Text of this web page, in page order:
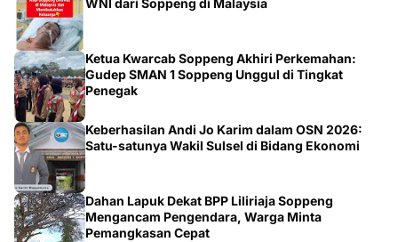
WNI dari Soppeng di Malaysia
Ketua Kwarcab Soppeng Akhiri Perkemahan:
Gudep SMAN 1 Soppeng Unggul di Tingkat
Penegak
Keberhasilan Andi Jo Karim dalam OSN 2026:
Satu-satunya Wakil Sulsel di Bidang Ekonomi
Dahan Lapuk Dekat BPP Liliriaja Soppeng
Mengancam Pengendara, Warga Minta
Pemangkasan Cepat